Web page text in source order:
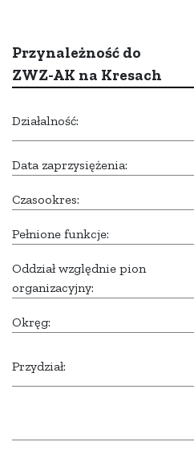
Przynależność do
ZWZ-AK na Kresach
Działalność:
Data zaprzysiężenia:
Czasookres:
Pełnione funkcje:
Oddział względnie pion
organizacyjny:
Okręg:
Przydział: